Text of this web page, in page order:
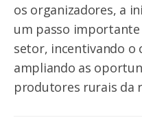
os organizadores, a
um passo
setor, incentivando o
ampliando as
produtores rurais da